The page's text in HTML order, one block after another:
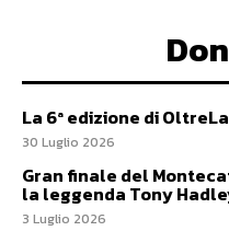
La 6ª edizione di
30 Luglio 2026
Gran finale del
la leggenda Tony
3 Luglio 2026